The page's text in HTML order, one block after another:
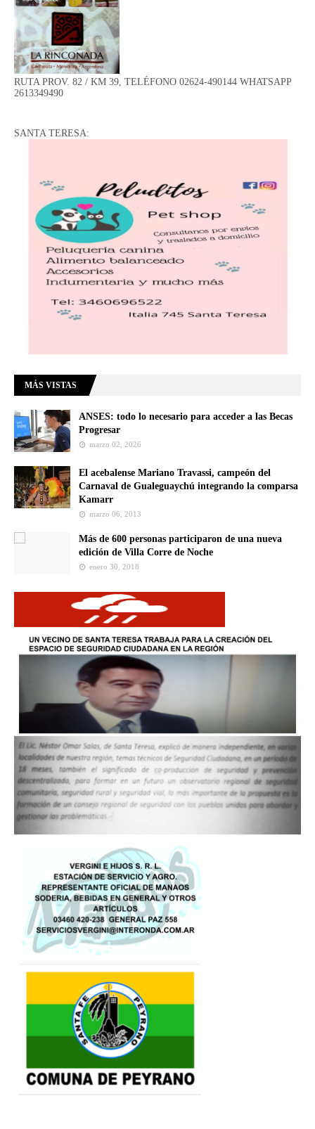
RUTA PROV. 82 / KM 39, TELÉFONO 02624-490144 WHATSAPP
2613349490
SANTA TERESA:
MÁS VISTAS
ANSES: todo lo necesario para acceder a las Becas
Progresar
marzo 02, 2026
El acebalense Mariano Travassi, campeón del
Carnaval de Gualeguaychú integrando la comparsa
Kamarr
marzo 06, 2013
Más de 600 personas participaron de una nueva
edición de Villa Corre de Noche
enero 30, 2018